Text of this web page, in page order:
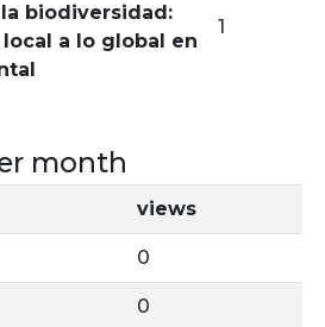
biodiversidad:
a lo global en
1
month
views
0
0